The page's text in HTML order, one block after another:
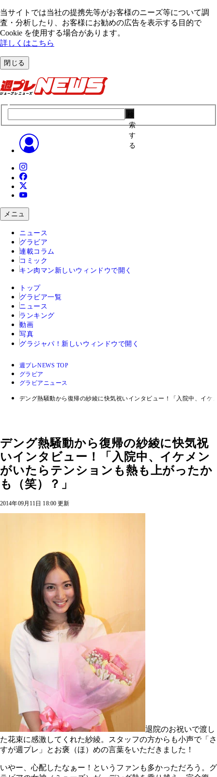
当サイトでは当社の提携先等がお客様のニーズ等について調
査・分析したり、お客様にお勧めの広告を表⽰する⽬的で
Cookie を使⽤する場合があります。
詳しくはこちら
閉じる
索
す
る
メニュ
ニュース
グラビア
連載コラム
コミック
キン肉マン 新しいウィンドウで開く
トップ
グラビア一覧
ニュース
ランキング
動画
写真
グラジャパ！ 新しいウィンドウで開く
週プレNEWS TOP
グラビア
グラビアニュース
デング熱騒動から復帰の紗綾に快気祝いインタビュー！「入院中、イ
デング熱騒動から復帰の紗綾に快気祝
いインタビュー！「入院中、イケメン
がいたらテンションも熱も上がったか
も（笑）？」
2014年09月11日 18:00 更新
退院のお祝いで渡し
た花束に感激してくれた紗綾。スタッフの方からも小声で「さ
すが週プレ」とお褒（ほ）めの言葉をいただきました！
いやー、心配したなぁー！というファンも多かっただろう。グ